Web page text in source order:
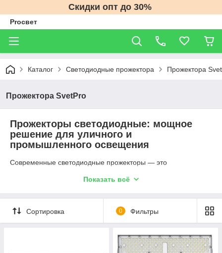
Скидки опт до 30%
Proсвет
Каталог Светодиодные прожектора Прожектора
Прожектора SvetPro
Прожекторы светодиодные: мощное
решение для уличного и
промышленного освещения
Современные светодиодные прожекторы — это
обеспечивают мощный световой поток и высокую
освещении улиц, фасадов, складов, строительных объектов,
спортивных площадок, рекламных конструкций и парковок.
условиях сурового климата и сложных эксплуатационных
Показать всё
Сортировка 0 Фильтры